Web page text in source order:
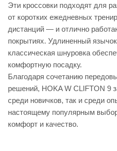
Эти кроссовки подходят для
от коротких ежедневных
дистанций — и отлично
покрытиях. Удлиненный язычок
классическая шнуровка
комфортную посадку.
Благодаря сочетанию
решений, HOKA W CLIFTON 9
среди новичков, так и среди
настоящему популярным
комфорт и качество.